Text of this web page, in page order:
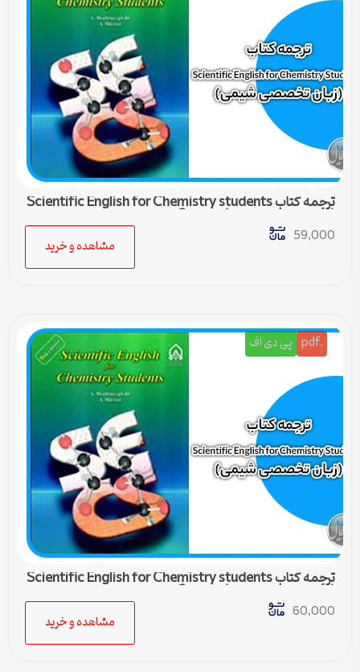
ترجمه کتاب Scientific English for Chemistry students
(زبان تخصصی شیمی) – درس 3
59,000
مشاهده و خرید
.pdf پی دی اف
ترجمه کتاب Scientific English for Chemistry students
(زبان تخصصی شیمی) – درس 2
60,000
مشاهده و خرید